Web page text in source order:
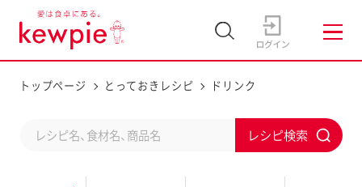
トップページ とっておきレシピ ドリンク